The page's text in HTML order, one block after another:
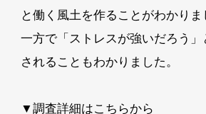
と働く風土を作ることがわかりま
一方で「ストレスが強いだろう」
されることもわかりました。
▼調査詳細はこちらから